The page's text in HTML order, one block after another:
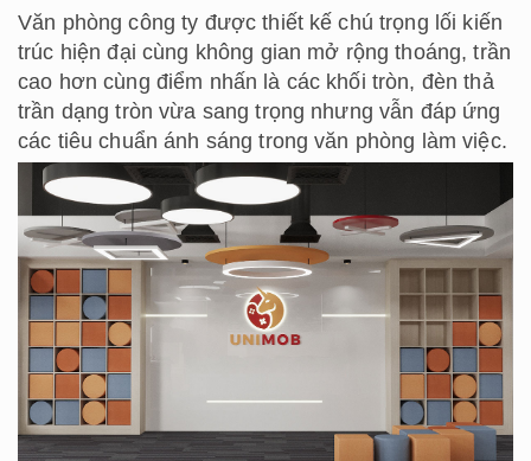
Văn phòng công ty được thiết kế chú trọng lối kiến
trúc hiện đại cùng không gian mở rộng thoáng, trần
cao hơn cùng điểm nhấn là các khối tròn, đèn thả
trần dạng tròn vừa sang trọng nhưng vẫn đáp ứng
các tiêu chuẩn ánh sáng trong văn phòng làm việc.